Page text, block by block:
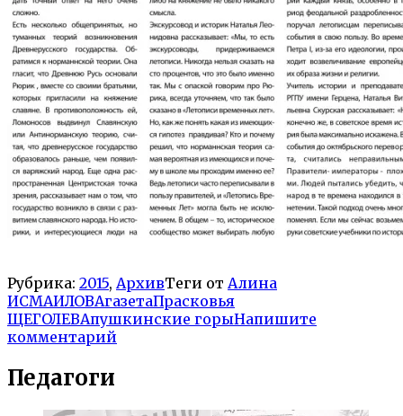
Рубрика: 2015, АрхивТеги от Алина
ИСМАИЛОВАгазетаПрасковья
ЩЕГОЛЕВАпушкинские горыНапишите
комментарий
Педагоги